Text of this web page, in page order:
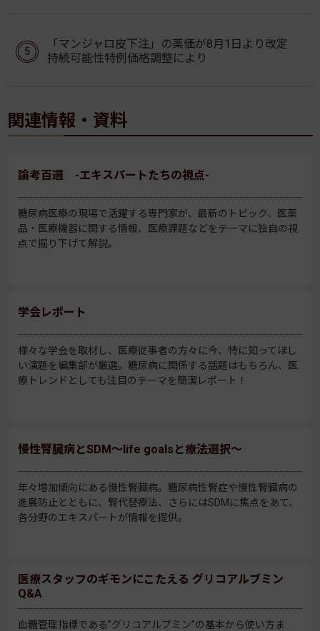
「マンジャロ皮下注」の薬価が8月1日より改定
持続可能性特例価格調整により
関連情報・資料
論考百選 -エキスパートたちの視点-
糖尿病医療の現場で活躍する専門家が、最新のトピック、医薬
品・医療機器に関する情報、医療課題などをテーマに独自の視
点で掘り下げて解説。
学会レポート
様々な学会を取材し、医療従事者の方々に今、特に知ってほし
い演題を編集部が厳選。糖尿病に関係する話題はもちろん、医
療トレンドとしても注目のテーマを簡潔レポート！
慢性腎臓病とSDM～life goalsと療法選択～
年々増加傾向にある慢性腎臓病。糖尿病性腎症や慢性腎臓病の
進展防止とともに、腎代替療法、さらにはSDMに焦点をあて、
各分野のエキスパートが情報を提供。
医療スタッフのギモンにこたえる グリコアルブミン
Q&A
血糖管理指標である”グリコアルブミン”の基本から使い方ま